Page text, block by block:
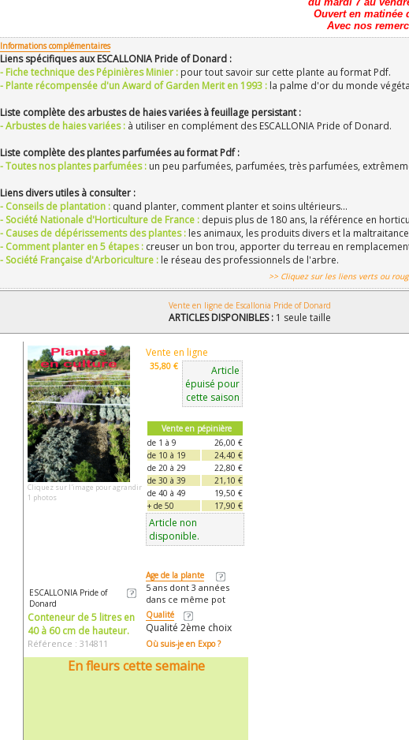
Ouvert en matinée
Avec nos
Informations complémentaires
Liens spécifiques aux ESCALLONIA Pride of Donard :
- Fiche technique des Pépinières Minier : pour tout savoir sur cette plante au format Pdf.
- Plante récompensée d'un Award of Garden Merit en 1993 : la palme d'or du monde
Liste complète des arbustes de haies variées à feuillage persistant :
- Arbustes de haies variées : à utiliser en complément des ESCALLONIA Pride of Donard.
Liste complète des plantes parfumées au format Pdf :
- Toutes nos plantes parfumées : un peu parfumées, parfumées, très parfumées,
Liens divers utiles à consulter :
- Conseils de plantation : quand planter, comment planter et soins ultérieurs...
- Société Nationale d'Horticulture de France : depuis plus de 180 ans, la référence en
- Causes de dépérissements des plantes : les animaux, les produits divers et la
- Comment planter en 5 étapes : creuser un bon trou, apporter du terreau en
- Société Française d'Arboriculture : le réseau des professionnels de l'arbre.
>> Cliquez sur les liens verts ou
Vente en ligne de Escallonia Pride of Donard
ARTICLES DISPONIBLES : 1 seule taille
Cliquez sur l'image pour agrandir
1 photos
Vente en ligne
35,80 €
Article
épuisé pour
cette saison
Vente en pépinière
de 1 à 9
26,00 €
de 10 à 19
24,40 €
de 20 à 29
22,80 €
de 30 à 39
21,10 €
de 40 à 49
19,50 €
+ de 50
17,90 €
Article non
disponible.
ESCALLONIA Pride of
Donard
Conteneur de 5 litres en
40 à 60 cm de hauteur.
Référence : 314811
Age de la plante
5 ans dont 3 années
dans ce même pot
Qualité
Qualité 2ème choix
Où suis-je en Expo ?
En fleurs cette semaine